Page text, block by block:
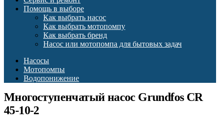
Помощь в выборе
Как выбрать насос
Как выбрать мотопомпу
Как выбрать бренд
Насос или мотопомпа для бытовых задач
Насосы
Мотопомпы
Водопонижение
Многоступенчатый насос Grundfos CR
45-10-2